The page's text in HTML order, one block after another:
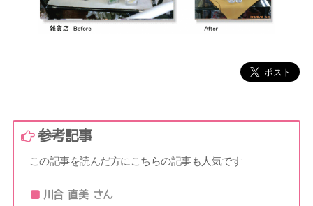
参考記事
この記事を読んだ方にこちらの記事も人気です
川合 直美 さん